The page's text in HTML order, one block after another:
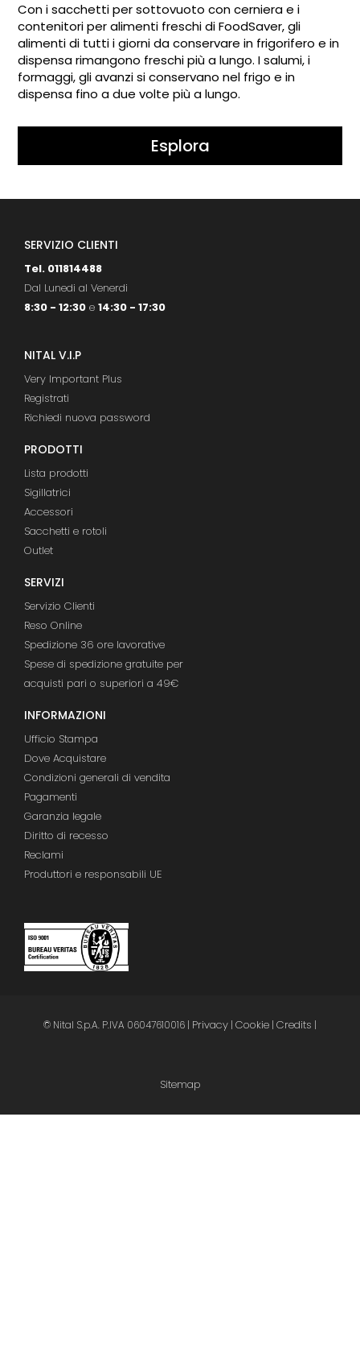
Con i sacchetti per sottovuoto con cerniera e i
contenitori per alimenti freschi di FoodSaver, gli
alimenti di tutti i giorni da conservare in frigorifero e in
dispensa rimangono freschi più a lungo. I salumi, i
formaggi, gli avanzi si conservano nel frigo e in
dispensa fino a due volte più a lungo.
Esplora
SERVIZIO CLIENTI
Tel. 011814488
Dal Lunedi al Venerdi
8:30 - 12:30 e 14:30 - 17:30
NITAL V.I.P
Very Important Plus
Registrati
Richiedi nuova password
PRODOTTI
Lista prodotti
Sigillatrici
Accessori
Sacchetti e rotoli
Outlet
SERVIZI
Servizio Clienti
Reso Online
Spedizione 36 ore lavorative
Spese di spedizione gratuite per
acquisti pari o superiori a 49€
INFORMAZIONI
Ufficio Stampa
Dove Acquistare
Condizioni generali di vendita
Pagamenti
Garanzia legale
Diritto di recesso
Reclami
Produttori e responsabili UE
© Nital S.p.A. P.IVA 06047610016 | Privacy | Cookie | Credits |
Sitemap